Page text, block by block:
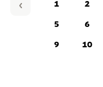
1 2
5
6
9
10